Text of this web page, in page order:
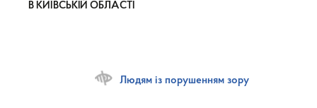
В КИЇВСЬКІЙ ОБЛАСТІ
Людям із порушенням зору